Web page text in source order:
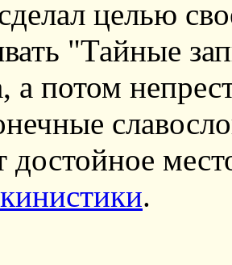
целью
"Тайные
потом
достойное
.